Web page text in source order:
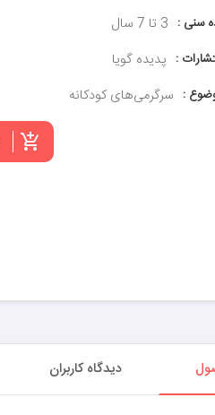
سنی : 3 تا 7 سال
: پدیده گویا
: سرگرمی‌های کودکانه
دیدگاه کاربران